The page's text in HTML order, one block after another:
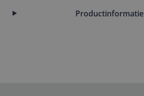
Productinformatie